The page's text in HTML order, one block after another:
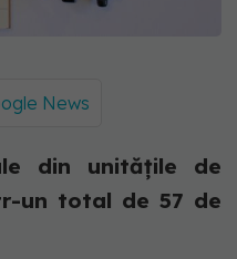
News
din unităţile de
un total de 57 de